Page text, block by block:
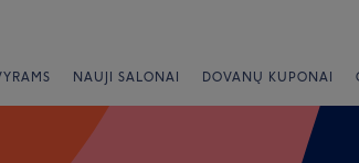
NAUJI SALONAI DOVANŲ KUPONAI